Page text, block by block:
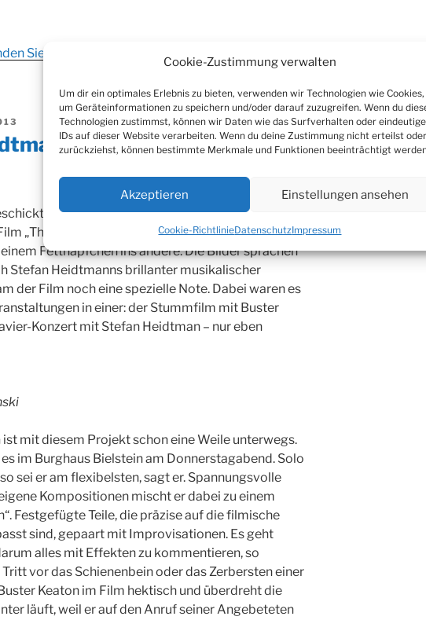
Cookie-Zustimmung verwalten
Um dir ein optimales Erlebnis zu bieten, verwenden wir Technologien wie Cookies,
um Geräteinformationen zu speichern und/oder darauf zuzugreifen. Wenn du
Technologien zustimmst, können wir Daten wie das Surfverhalten oder eindeutige
IDs auf dieser Website verarbeiten. Wenn du deine Zustimmung nicht erteilst oder
zurückziehst, können bestimmte Merkmale und Funktionen beeinträchtigt
Akzeptieren Einstellungen ansehen
Cookie-RichtlinieDatenschutzImpressum
Sie hier…
ließ Stummfilm
jungen Mann mit Kamera stellte Buster
„The Cameraman“ dar. In dem MGM-Film aus
Fettnäpfchen ins andere. Die Bilder sprachen
Stefan Heidtmanns brillanter musikalischer
der Film noch eine spezielle Note. Dabei waren es
in einer: der Stummfilm mit Buster
Konzert mit Stefan Heidtman – nur eben
mit diesem Projekt schon eine Weile unterwegs.
im Burghaus Bielstein am Donnerstagabend. Solo
sei er am flexibelsten, sagt er. Spannungsvolle
Kompositionen mischt er dabei zu einem
Festgefügte Teile, die präzise auf die filmische
sind, gepaart mit Improvisationen. Es geht
alles mit Effekten zu kommentieren, so
vor das Schienenbein oder das Zerbersten einer
Keaton im Film hektisch und überdreht die
läuft, weil er auf den Anruf seiner Angebeteten